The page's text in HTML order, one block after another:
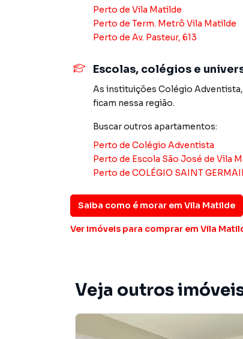
Perto de Vila Matilde
Perto de Term. Metrô Vila Matilde
Perto de Av. Pasteur, 613
Escolas, colégios e
As instituições Colégio Adventista,
ficam nessa região.
Buscar outros apartamentos:
Perto de Colégio Adventista
Perto de Escola São José de Vila
Perto de COLÉGIO SAINT
Saiba como é morar em Vila Matilde
Ver imóveis para comprar em Vila
Veja outros